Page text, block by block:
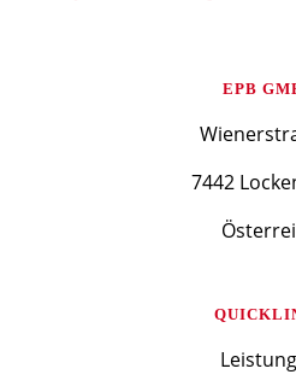
EPB
7442